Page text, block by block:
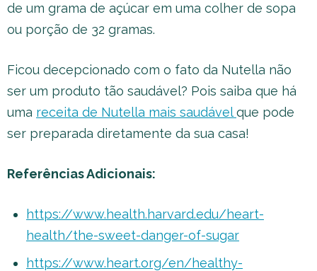
de um grama de açúcar em uma colher de sopa
ou porção de 32 gramas.
Ficou decepcionado com o fato da Nutella não
ser um produto tão saudável? Pois saiba que há
uma receita de Nutella mais saudávelque pode
ser preparada diretamente da sua casa!
Referências Adicionais:
https://www.health.harvard.edu/heart-
health/the-sweet-danger-of-sugar
https://www.heart.org/en/healthy-